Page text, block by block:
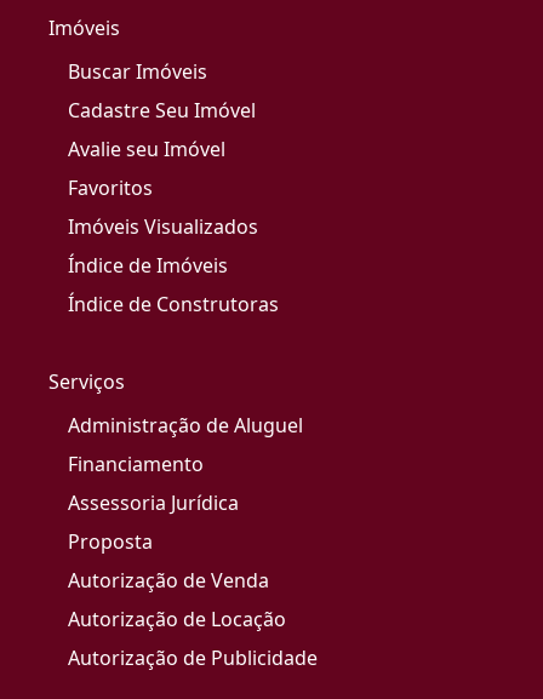
Imóveis
Buscar Imóveis
Cadastre Seu Imóvel
Avalie seu Imóvel
Favoritos
Imóveis Visualizados
Índice de Imóveis
Índice de Construtoras
Serviços
Administração de Aluguel
Financiamento
Assessoria Jurídica
Proposta
Autorização de Venda
Autorização de Locação
Autorização de Publicidade